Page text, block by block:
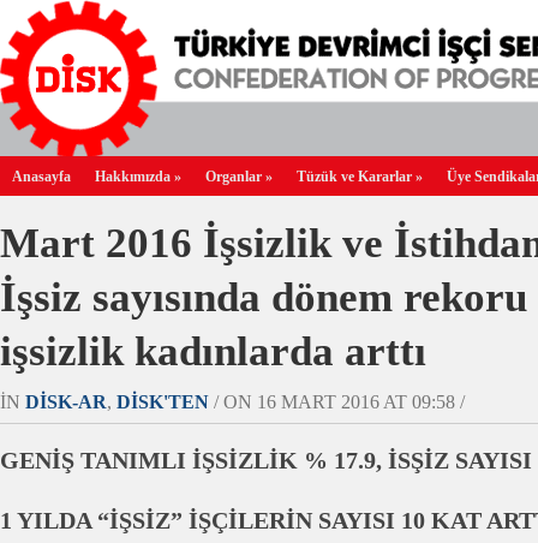
Anasayfa Hakkımızda » Organlar » Tüzük ve Kararlar » Üye
Mart 2016 İşsizlik ve
İşsiz sayısında dönem rekoru
işsizlik kadınlarda arttı
IN DİSK-AR, DİSK'TEN / ON 16 MART 2016 AT 09:58 /
GENİŞ TANIMLI İŞSİZLİK % 17.9, İSŞİZ SAYISI
1 YILDA “İŞSİZ” İŞÇİLERİN SAYISI 10 KAT